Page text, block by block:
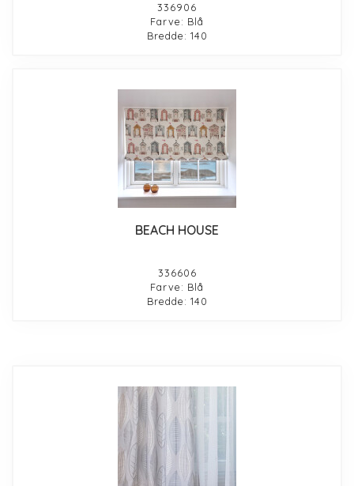
336906
Farve: Blå
Bredde: 140
BEACH HOUSE
336606
Farve: Blå
Bredde: 140